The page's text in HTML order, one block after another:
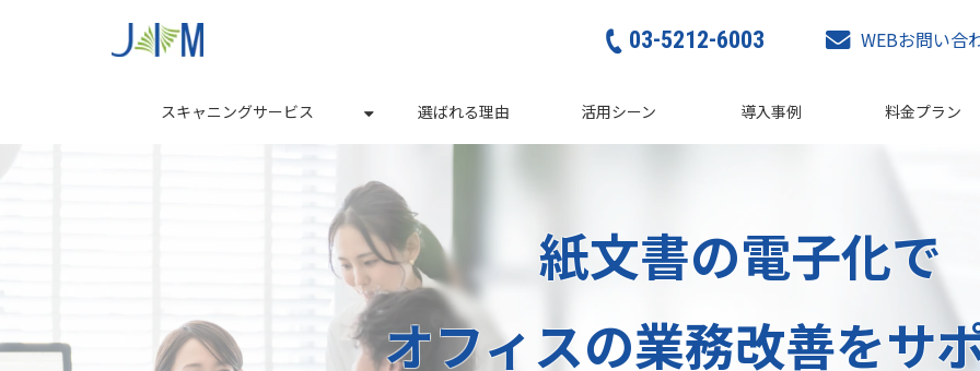
03-5212-6003 WEBお問い合
スキャニングサービス 選ばれる理由 活用シーン 導入事例 料金プラン
紙文書の電子化で
オフィスの業務改善をサ